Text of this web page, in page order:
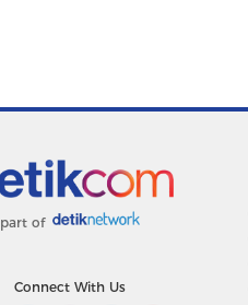
part of
Connect With Us